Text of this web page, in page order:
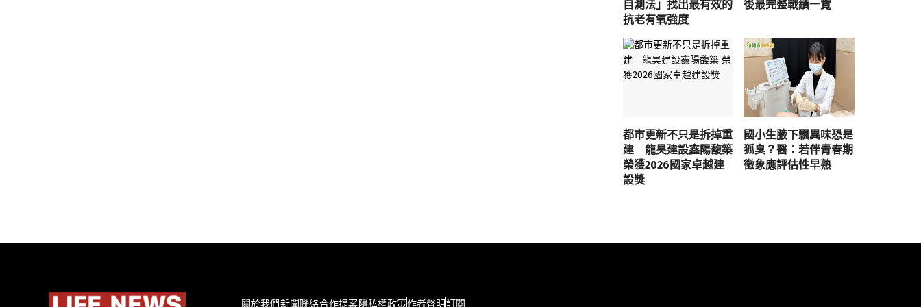
自測法」找出最有效的
抗老有氧強度
後最完整戰績一覽
都市更新不只是拆掉重
建 龍昊建設鑫陽馥築
榮獲2026國家卓越建
設獎
國小生腋下飄異味恐是
狐臭？醫：若伴青春期
徵象應評估性早熟
關於我們新聞聯絡合作提案隱私權政策作者聲明訂閱